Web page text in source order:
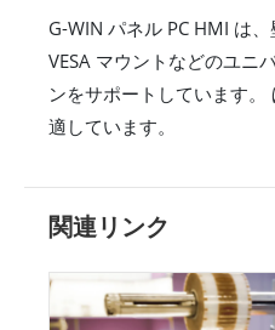
G-WIN パネル PC HMI は
VESA マウントなどのユニ
ンをサポートしています
適しています。
関連リンク